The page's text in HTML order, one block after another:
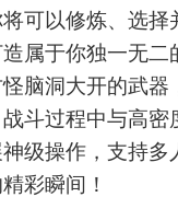
可以修炼、选择
属于你独一无二
脑洞大开的武器
斗过程中与高密
级操作，支持多
彩瞬间！